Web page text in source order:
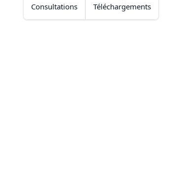
Consultations
Téléchargements